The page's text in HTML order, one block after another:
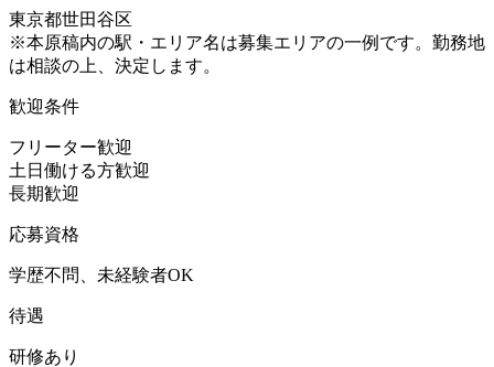
東京都世田谷区
※本原稿内の駅・エリア名は募集エリアの一例です。勤務地
は相談の上、決定します。
歓迎条件
フリーター歓迎
土日働ける方歓迎
長期歓迎
応募資格
学歴不問、未経験者OK
待遇
研修あり